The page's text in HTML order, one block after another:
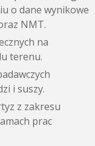
o dane wynikowe
NMT.
na
terenu.
i suszy.
z zakresu
prac